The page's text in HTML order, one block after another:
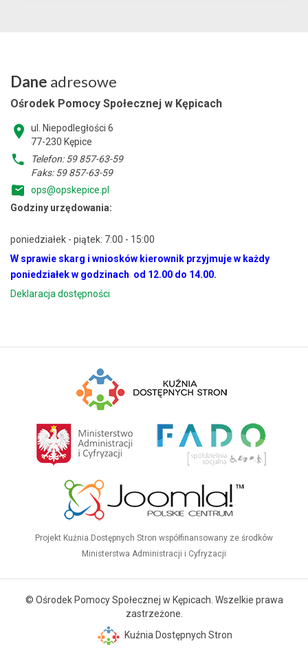
Dane adresowe
Ośrodek Pomocy Społecznej w Kępicach
ul. Niepodległości 6
77-230 Kępice
Telefon: 59 857-63-59
Faks: 59 857-63-59
ops@opskepice.pl
Godziny urzędowania:
poniedziałek - piątek: 7:00 - 15:00
W sprawie skarg i wniosków kierownik przyjmuje w każdy
poniedziałek w godzinach od 12.00 do 14.00.
Deklaracja dostępności
Projekt Kuźnia Dostępnych Stron współfinansowany ze środków
Ministerstwa Administracji i Cyfryzacji
© Ośrodek Pomocy Społecznej w Kępicach. Wszelkie prawa
zastrzeżone.
Kuźnia Dostępnych Stron